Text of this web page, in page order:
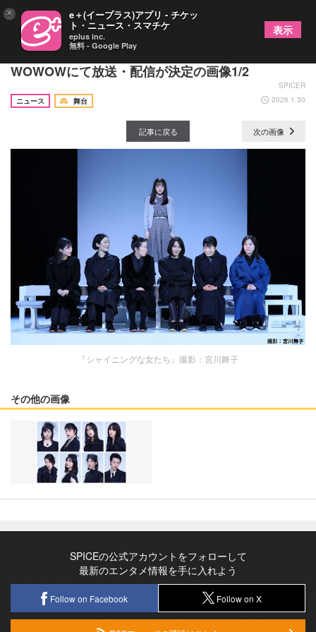
吉⾼由⾥⼦×蓬莱⻯太『シャイニングな⼥たち』
WOWOWにて放送・配信が決定の画像1/2
SPICER
ニュース
舞台 2026.1.30
記事に戻る 次の画像
『シャイニングな⼥たち』撮影：宮川舞子
その他の画像
SPICEの公式アカウントをフォローして
最新のエンタメ情報を手に入れよう
Follow on Facebook Follow on X
× e＋(イープラス)アプリ - チケッ
ト・ニュース・スマチケ
eplus inc.
無料 - Google Play
表示